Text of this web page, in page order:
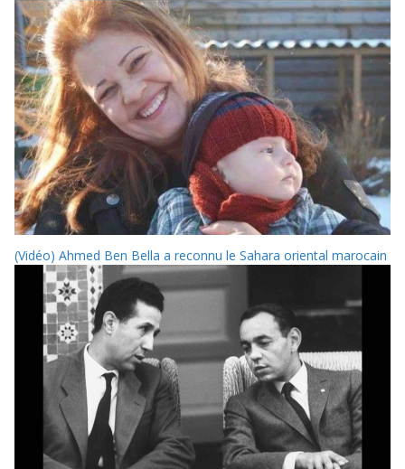
(Vidéo) Ahmed Ben Bella a reconnu le Sahara oriental marocain